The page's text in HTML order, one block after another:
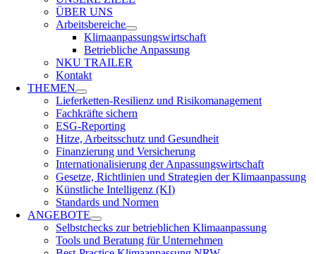
ÜBER UNS
Arbeitsbereiche
Klimaanpassungswirtschaft
Betriebliche Anpassung
NKU TRAILER
Kontakt
THEMEN
Lieferketten-Resilienz und Risikomanagement
Fachkräfte sichern
ESG-Reporting
Hitze, Arbeitsschutz und Gesundheit
Finanzierung und Versicherung
Internationalisierung der Anpassungswirtschaft
Gesetze, Richtlinien und Strategien der Klimaanpassung
Künstliche Intelligenz (KI)
Standards und Normen
ANGEBOTE
Selbstchecks zur betrieblichen Klimaanpassung
Tools und Beratung für Unternehmen